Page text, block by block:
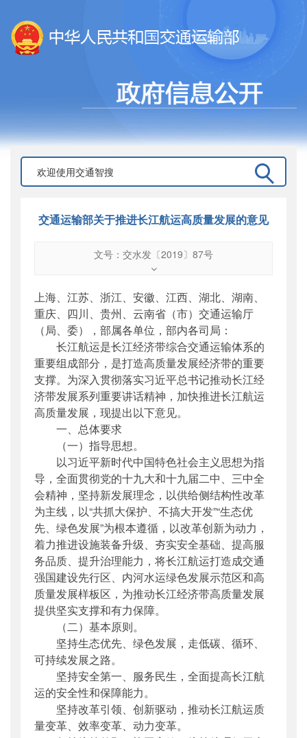
交通运输部关于推进长江航运高质量发展的意见
文号：交水发〔2019〕87号
交水发〔2019〕87号
公开日期 ：2019年07月10日
主题词 ：
长江航运;高质量发展
机构分类：水运局
主题分类：
专项规划
公文类型：部文件
上海、江苏、浙江、安徽、江西、湖北、湖南、
重庆、四川、贵州、云南省（市）交通运输厅
（局、委），部属各单位，部内各司局：
长江航运是长江经济带综合交通运输体系的
重要组成部分，是打造高质量发展经济带的重要
支撑。为深入贯彻落实习近平总书记推动长江经
济带发展系列重要讲话精神，加快推进长江航运
高质量发展，现提出以下意见。
一、总体要求
（一）指导思想。
以习近平新时代中国特色社会主义思想为指
导，全面贯彻党的十九大和十九届二中、三中全
会精神，坚持新发展理念，以供给侧结构性改革
为主线，以“共抓大保护、不搞大开发”“生态优
先、绿色发展”为根本遵循，以改革创新为动力，
着力推进设施装备升级、夯实安全基础、提高服
务品质、提升治理能力，将长江航运打造成交通
强国建设先行区、内河水运绿色发展示范区和高
质量发展样板区，为推动长江经济带高质量发展
提供坚实支撑和有力保障。
（二）基本原则。
坚持生态优先、绿色发展，走低碳、循环、
可持续发展之路。
坚持安全第一、服务民生，全面提高长江航
运的安全性和保障能力。
坚持改革引领、创新驱动，推动长江航运质
量变革、效率变革、动力变革。